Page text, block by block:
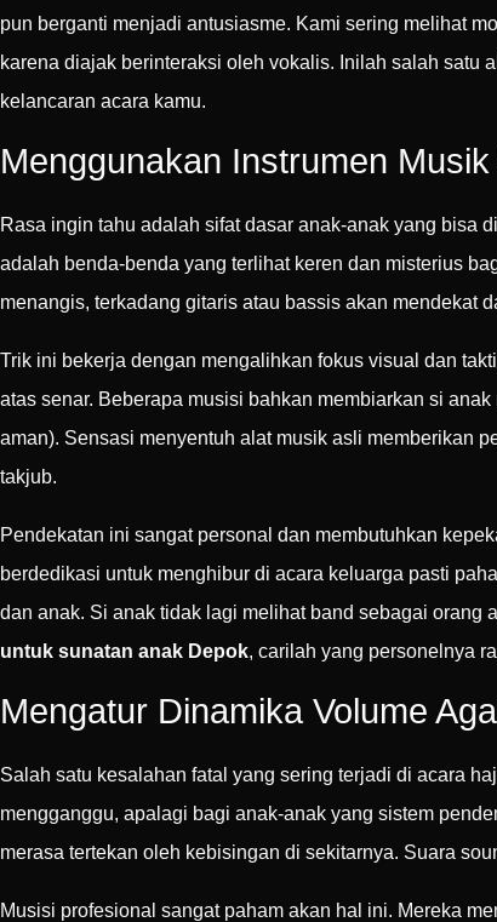
pun berganti menjadi antusiasme. Kami sering melihat
karena diajak berinteraksi oleh vokalis. Inilah salah satu
kelancaran acara kamu.
Menggunakan Instrumen
Rasa ingin tahu adalah sifat dasar anak-anak yang bisa
adalah benda-benda yang terlihat keren dan misterius
menangis, terkadang gitaris atau bassis akan mendekat
Trik ini bekerja dengan mengalihkan fokus visual dan
atas senar. Beberapa musisi bahkan membiarkan si
aman). Sensasi menyentuh alat musik asli memberikan
takjub.
Pendekatan ini sangat personal dan membutuhkan
berdedikasi untuk menghibur di acara keluarga pasti
dan anak. Si anak tidak lagi melihat band sebagai orang
untuk sunatan anak Depok, carilah yang personelnya
Mengatur Dinamika Volume
Salah satu kesalahan fatal yang sering terjadi di acara
mengganggu, apalagi bagi anak-anak yang sistem
merasa tertekan oleh kebisingan di sekitarnya. Suara
Musisi profesional sangat paham akan hal ini. Mereka